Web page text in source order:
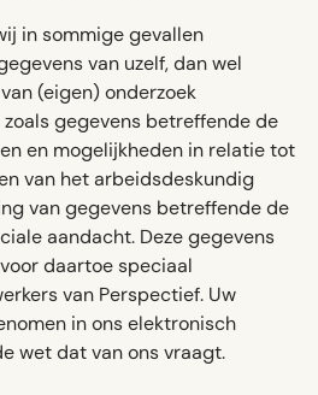
in sommige gevallen
van uzelf, dan wel
(eigen) onderzoek
gegevens betreffende de
en mogelijkheden in relatie tot
van het arbeidsdeskundig
van gegevens betreffende de
aandacht. Deze gegevens
daartoe speciaal
van Perspectief. Uw
in ons elektronisch
wet dat van ons vraagt.